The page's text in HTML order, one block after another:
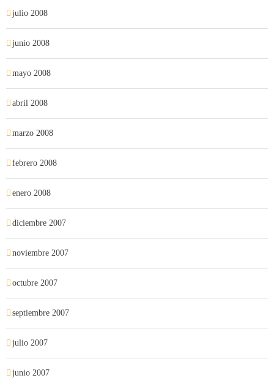
julio 2008
junio 2008
mayo 2008
abril 2008
marzo 2008
febrero 2008
enero 2008
diciembre 2007
noviembre 2007
octubre 2007
septiembre 2007
julio 2007
junio 2007